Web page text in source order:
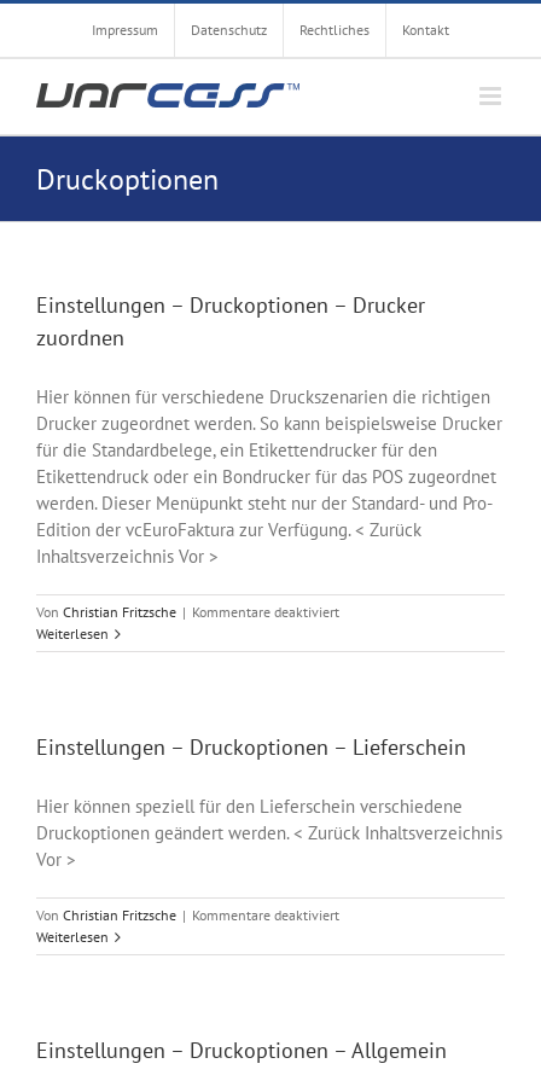
Zum
springen
Impressum Datenschutz Rechtliches Kontakt
Druckoptionen
Einstellungen – Druckoptionen – Drucker
zuordnen
Hier können für verschiedene Druckszenarien die richtigen
Drucker zugeordnet werden. So kann beispielsweise Drucker
für die Standardbelege, ein Etikettendrucker für den
Etikettendruck oder ein Bondrucker für das POS zugeordnet
werden. Dieser Menüpunkt steht nur der Standard- und Pro-
Edition der vcEuroFaktura zur Verfügung. < Zurück
Inhaltsverzeichnis Vor >
Von Christian Fritzsche | Kommentare deaktiviertfür
–
zuordnen
Weiterlesen
Einstellungen – Druckoptionen – Lieferschein
Hier können speziell für den Lieferschein verschiedene
Druckoptionen geändert werden. < Zurück Inhaltsverzeichnis
Vor >
Von Christian Fritzsche | Kommentare deaktiviertfür
–
Weiterlesen
Einstellungen – Druckoptionen – Allgemein